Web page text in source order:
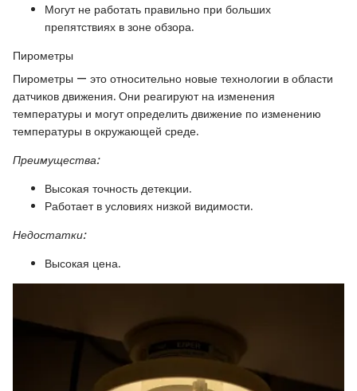
Могут не работать правильно при больших
препятствиях в зоне обзора.
Пирометры
Пирометры — это относительно новые технологии в области
датчиков движения. Они реагируют на изменения
температуры и могут определить движение по изменению
температуры в окружающей среде.
Преимущества:
Высокая точность детекции.
Работает в условиях низкой видимости.
Недостатки:
Высокая цена.